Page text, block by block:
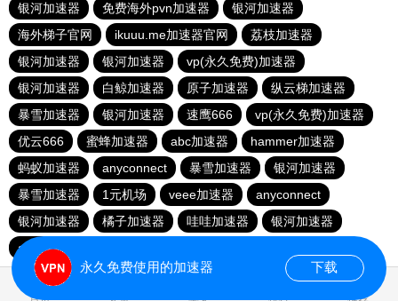
银河加速器
免费海外pvn加速器
银河加速器
海外梯子官网
ikuuu.me加速器官网
荔枝加速器
银河加速器
银河加速器
vp(永久免费)加速器
银河加速器
白鲸加速器 原子加速器
纵云梯加速器
暴雪加速器
银河加速器 速鹰666
vp(永久免费)加速器
优云666
蜜蜂加速器 abc加速器
hammer加速器
蚂蚁加速器
anyconnect 暴雪加速器
银河加速器
暴雪加速器
1元机场 veee加速器
anyconnect
银河加速器
橘子加速器 哇哇加速器
银河加速器
anyconnect
永久免费使用的加速器 下载